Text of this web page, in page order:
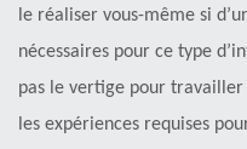
le réaliser vous-même si
nécessaires pour ce type
pas le vertige pour travailler
les expériences requises